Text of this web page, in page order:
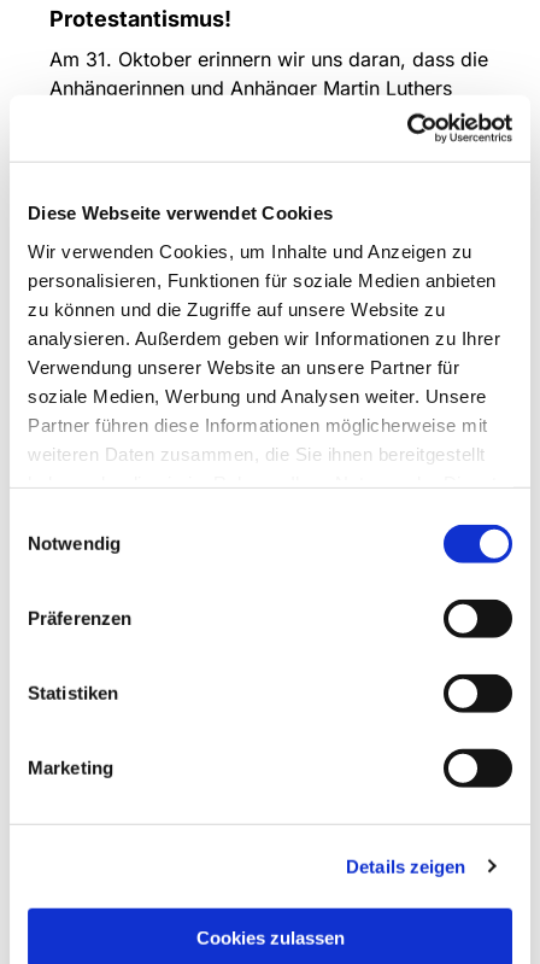
Diese Webseite verwendet Cookies
Wir verwenden Cookies, um Inhalte und Anzeigen zu
personalisieren, Funktionen für soziale Medien anbieten
zu können und die Zugriffe auf unsere Website zu
analysieren. Außerdem geben wir Informationen zu Ihrer
Verwendung unserer Website an unsere Partner für
soziale Medien, Werbung und Analysen weiter. Unsere
Partner führen diese Informationen möglicherweise mit
weiteren Daten zusammen, die Sie ihnen bereitgestellt
Notwendig
Präferenzen
Statistiken
Marketing
Details zeigen
Cookies zulassen
Protestantismus!
Am 31. Oktober erinnern wir uns daran, dass die
Anhängerinnen und Anhänger Martin Luthers
innerhalb der Kirche gerne protestiert haben, um
Reformen und Veränderungen anzustoßen.
herzlich zum Gottesdienst in die Kreuzkirche
ein. Musikalisch gestaltet wird der
Festgottesdienst von Renate Schäkel an der
Orgel und Hans Walter Schmidt an der
Trompete. Im Anschluss ist dieGemeinde wieder
zu Speis´ & Trank bei geselligem Beisammensein
in den Gemeindesaal geladen.
Anmeldungen zum Essen werden erbeten
Dies könnte Sie auch